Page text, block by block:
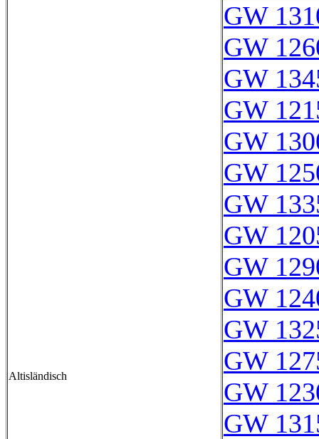
Altisländisch
GW
GW
GW
GW
GW
GW
GW
GW
GW
GW
GW
GW
GW
GW